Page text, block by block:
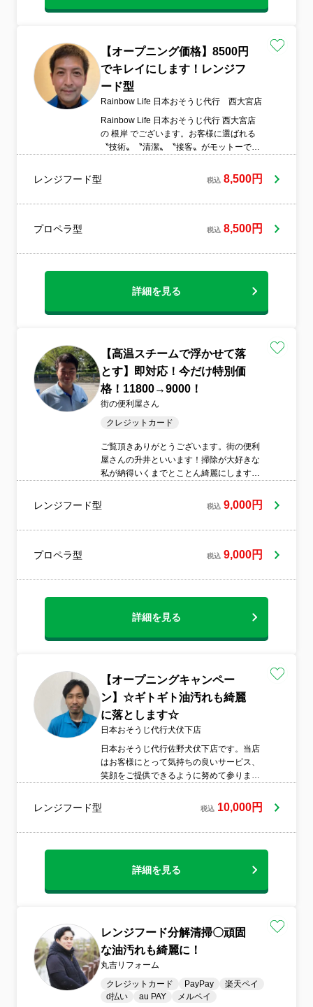
【オープニング価格】8500円
でキレイにします！レンジフ
ード型
Rainbow Life 日本おそうじ代行 西大宮店
Rainbow Life 日本おそうじ代行 西大宮店
の 根岸 でございます。お客様に選ばれる
〝技術〟〝清潔〟〝接客〟がモットーで
レンジフード型 税込 8,500円
プロペラ型 税込 8,500円
詳細を見る
【高温スチームで浮かせて落
とす】即対応！今だけ特別価
格！11800→9000！
街の便利屋さん
クレジットカード
ご覧頂きありがとうございます。街の便利
屋さんの升井といいます！掃除が大好きな
私が納得いくまでとことん綺麗にします！
りがとう」とよく好評いただいておりま
す！わからないことなどなんでも聞いてく
す！短時間で終わらせません！キレイにな
加入！
レンジフード型 税込 9,000円
プロペラ型 税込 9,000円
詳細を見る
【オープニングキャンペー
ン】☆ギトギト油汚れも綺麗
に落とします☆
日本おそうじ代行犬伏下店
日本おそうじ代行佐野犬伏下店です。当店
はお客様にとって気持ちの良いサービス、
笑顔をご提供できるように努めて参りま
作業し清掃の説明も交えて少しでもお客様
のお悩みやご質問にお答えできるよう日々
ことを楽しみにしています。機会がありま
レンジフード型 税込 10,000円
詳細を見る
レンジフード分解清掃〇頑固
な油汚れも綺麗に！
丸吉リフォーム
クレジットカード
PayPay
楽天ペイ
d払い
au PAY メルペイ